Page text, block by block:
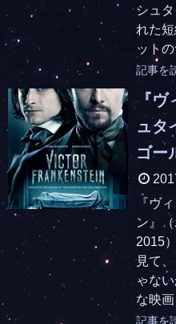
シュ
れた
ット
記事を
『ヴ
ュタ
ゴー
『ヴ
ン』
2015
見て
ゃな
な映
記事を